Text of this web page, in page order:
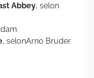
Abbey, selon
, selonArno Bruder